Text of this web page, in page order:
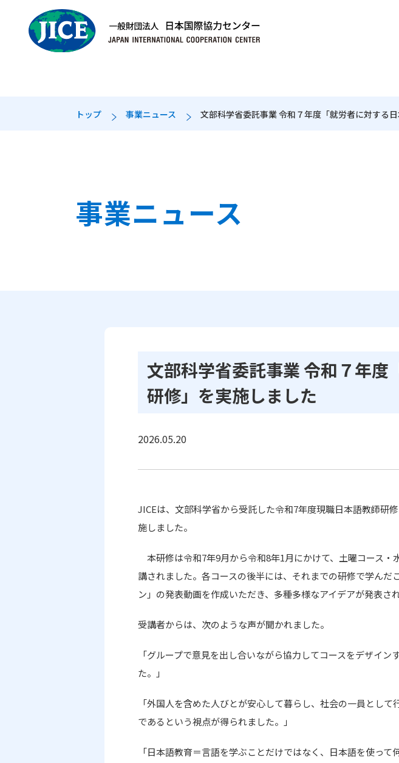
JICEとは
事業案内
国内・海外の拠点
人材募集
・職員（社会人）
トップ 事業ニュース 文部科学省委託事業 令和７年度「就労者に対する
事業ニュース
文部科学省委託事業 令和７年
研修」を実施しました
2026.05.20
JICEは、文部科学省から受託した令和7年度現職日本語教師研
施しました。
本研修は令和7年9月から令和8年1月にかけて、土曜コース・
講されました。各コースの後半には、それまでの研修で学ん
ン」の発表動画を作成いただき、多種多様なアイデアが発表さ
受講者からは、次のような声が聞かれました。
「グループで意見を出し合いながら協力してコースをデザイ
た。」
「外国人を含めた人びとが安心して暮らし、社会の一員とし
であるという視点が得られました。」
「日本語教育＝言語を学ぶことだけではなく、日本語を使っ